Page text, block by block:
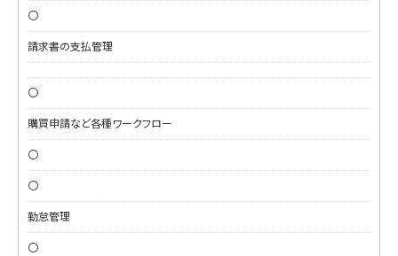
〇
請求書の支払管理
〇
購買申請など各種ワークフロー
〇
〇
勤怠管理
〇